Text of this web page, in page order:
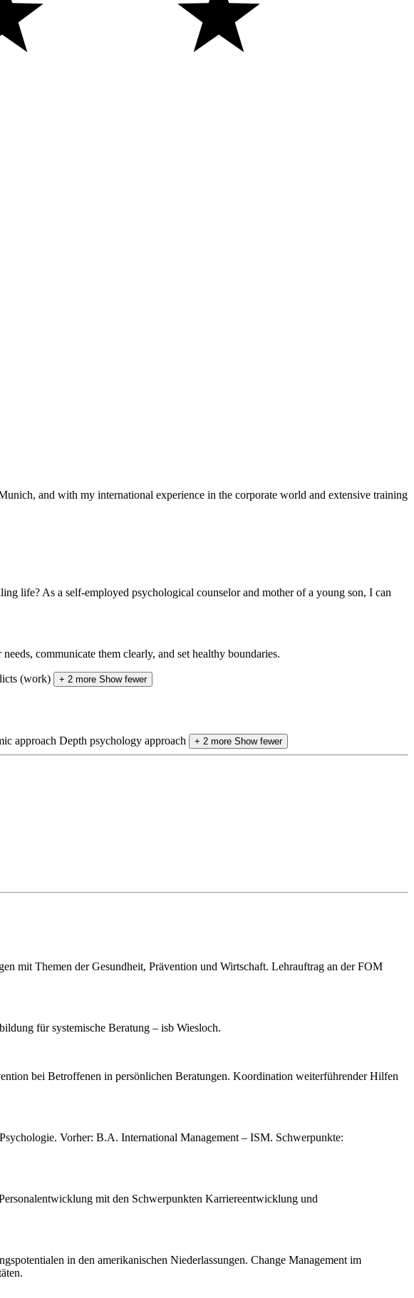
and with my international experience in the corporate world and extensive training
life? As a self-employed psychological counselor and mother of a young son, I can
communicate them clearly, and set healthy boundaries.
(work) + 2 more Show fewer
approach Depth psychology approach + 2 more Show fewer
mit Themen der Gesundheit, Prävention und Wirtschaft. Lehrauftrag an der FOM
für systemische Beratung – isb Wiesloch.
bei Betroffenen in persönlichen Beratungen. Koordination weiterführender Hilfen
Vorher: B.A. International Management – ISM. Schwerpunkte:
mit den Schwerpunkten Karriereentwicklung und
in den amerikanischen Niederlassungen. Change Management im